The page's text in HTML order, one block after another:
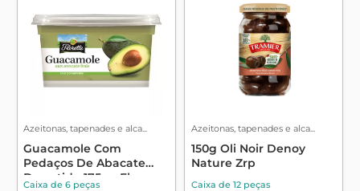
Azeitonas, tapenades e alca...
Guacamole Com
Pedaços De Abacate
Derretido 175g - Flo...
Caixa de 6 peças
Azeitonas, tapenades e alca...
150g Oli Noir Denoy
Nature Zrp
Caixa de 12 peças